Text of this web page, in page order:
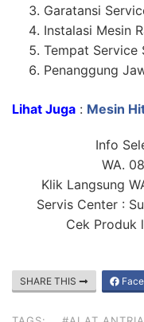
Garatansi
Instalasi Mesin
Tempat Service
Penanggung
Lihat Juga : Mesin
Info
WA.
Klik Langsung
Servis Center :
Cek Produk
SHARE THIS